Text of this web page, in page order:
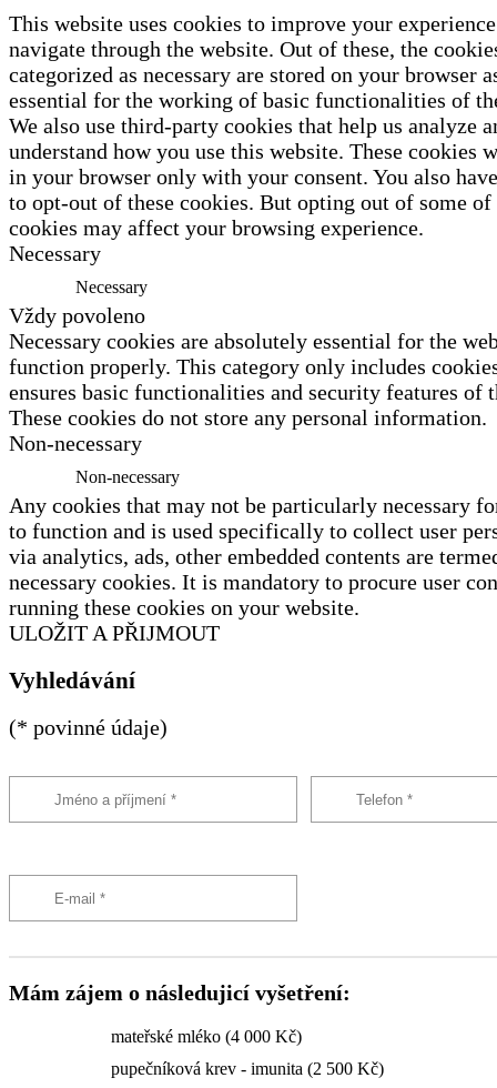
This website uses cookies to improve your
navigate through the website. Out of these, the
categorized as necessary are stored on your browser
essential for the working of basic functionalities of
We also use third-party cookies that help us analyze
understand how you use this website. These cookies
in your browser only with your consent. You also
to opt-out of these cookies. But opting out of some of
cookies may affect your browsing experience.
Necessary
Necessary
Vždy povoleno
Necessary cookies are absolutely essential for the
function properly. This category only includes
ensures basic functionalities and security features of
These cookies do not store any personal information.
Non-necessary
Non-necessary
Any cookies that may not be particularly necessary
to function and is used specifically to collect user
via analytics, ads, other embedded contents are
necessary cookies. It is mandatory to procure user
running these cookies on your website.
ULOŽIT A PŘIJMOUT
Vyhledávání
(* povinné údaje)
Mám zájem o následujicí vyšetření:
mateřské mléko (4 000 Kč)
pupečníková krev - imunita (2 500 Kč)